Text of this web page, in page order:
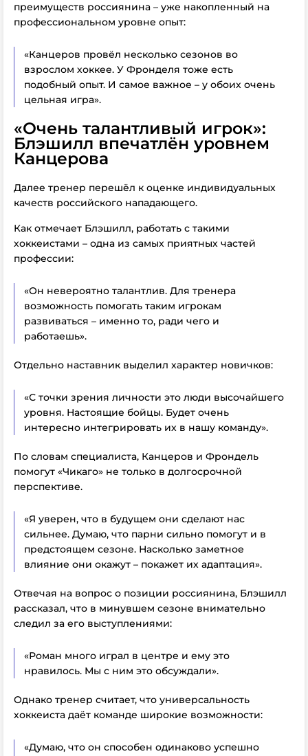
преимуществ россиянина – уже накопленный на
профессиональном уровне опыт:
«Канцеров провёл несколько сезонов во
взрослом хоккее. У Фронделя тоже есть
подобный опыт. И самое важное – у обоих очень
цельная игра».
«Очень талантливый игрок»:
Блэшилл впечатлён уровнем
Канцерова
Далее тренер перешёл к оценке индивидуальных
качеств российского нападающего.
Как отмечает Блэшилл, работать с такими
хоккеистами – одна из самых приятных частей
профессии:
«Он невероятно талантлив. Для тренера
возможность помогать таким игрокам
развиваться – именно то, ради чего и
работаешь».
Отдельно наставник выделил характер новичков:
«С точки зрения личности это люди высочайшего
уровня. Настоящие бойцы. Будет очень
интересно интегрировать их в нашу команду».
По словам специалиста, Канцеров и Фрондель
помогут «Чикаго» не только в долгосрочной
перспективе.
«Я уверен, что в будущем они сделают нас
сильнее. Думаю, что парни сильно помогут и в
предстоящем сезоне. Насколько заметное
влияние они окажут – покажет их адаптация».
Отвечая на вопрос о позиции россиянина, Блэшилл
рассказал, что в минувшем сезоне внимательно
следил за его выступлениями:
«Роман много играл в центре и ему это
нравилось. Мы с ним это обсуждали».
Однако тренер считает, что универсальность
хоккеиста даёт команде широкие возможности:
«Думаю, что он способен одинаково успешно